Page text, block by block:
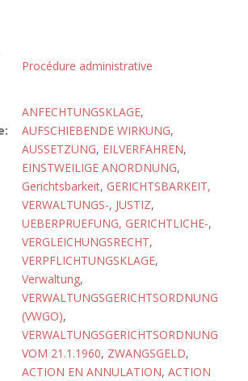
Procédure administrative
ANFECHTUNGSKLAGE,
AUFSCHIEBENDE WIRKUNG,
AUSSETZUNG, EILVERFAHREN,
EINSTWEILIGE ANORDNUNG,
Gerichtsbarkeit, GERICHTSBARKEIT,
VERWALTUNGS-, JUSTIZ,
UEBERPRUEFUNG, GERICHTLICHE-,
VERGLEICHUNGSRECHT,
VERPFLICHTUNGSKLAGE,
Verwaltung,
VERWALTUNGSGERICHTSORDNUNG
(VWGO),
VERWALTUNGSGERICHTSORDNUNG
VOM 21.1.1960, ZWANGSGELD,
ACTION EN ANNULATION, ACTION